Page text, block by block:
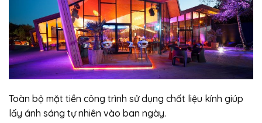
Toàn bộ mặt tiền công trình sử dụng chất liệu kính giúp
lấy ánh sáng tự nhiên vào ban ngày.